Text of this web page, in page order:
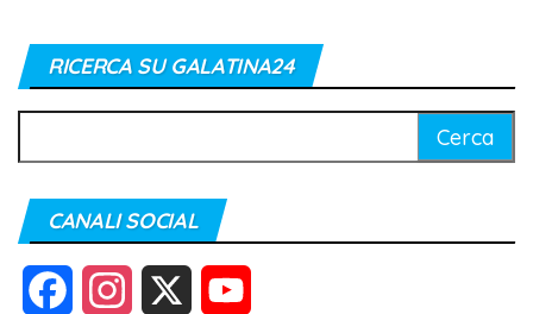
RICERCA SU GALATINA24
per:
CANALI SOCIAL